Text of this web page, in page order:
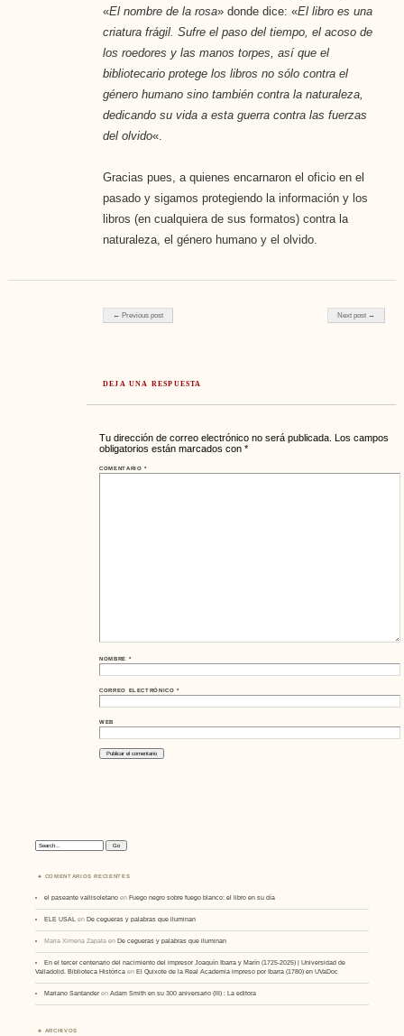
«El nombre de la rosa» donde dice: «El libro es una
criatura frágil. Sufre el paso del tiempo, el acoso de
los roedores y las manos torpes, así que el
bibliotecario protege los libros no sólo contra el
género humano sino también contra la naturaleza,
dedicando su vida a esta guerra contra las fuerzas
del olvido«.
Gracias pues, a quienes encarnaron el oficio en el
pasado y sigamos protegiendo la información y los
libros (en cualquiera de sus formatos) contra la
naturaleza, el género humano y el olvido.
Post navigation
← Previous post Next post →
DEJA UNA RESPUESTA
Tu dirección de correo electrónico no será publicada. Los campos
obligatorios están marcados con*
COMENTARIO*
NOMBRE *
CORREO ELECTRÓNICO*
WEB
Search:
COMENTARIOS RECIENTES
el paseante vallisoletano enFuego negro sobre fuego blanco: el libro en su día
ELE USAL enDe cegueras y palabras que iluminan
Maria Ximena Zapata enDe cegueras y palabras que iluminan
En el tercer centenario del nacimiento del impresor Joaquín Ibarra y Marín (1725-2025) | Universidad de
Valladolid. Biblioteca Histórica enEl Quixote de la Real Academia impreso por Ibarra (1780) en UVaDoc
Mariano SantanderenAdam Smith en su 300 aniversario (III) : La editora
ARCHIVOS